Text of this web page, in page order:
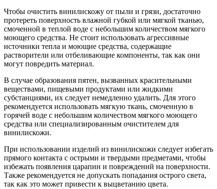
Чтобы очистить винилискожу от пыли и грязи, достаточно
протереть поверхность влажной губкой или мягкой тканью,
смоченной в теплой воде с небольшим количеством мягкого
моющего средства. Не стоит использовать агрессивные
источники тепла и моющие средства, содержащие
растворители или отбеливающие компоненты, так как они
могут повредить материал.
В случае образования пятен, вызванных красительными
веществами, пищевыми продуктами или жидкими
субстанциями, их следует немедленно удалить. Для этого
рекомендуется использовать мягкую ткань, смоченную в
горячей воде с небольшим количеством мягкого моющего
средства или специализированным очистителем для
винилискожи.
При использовании изделий из винилискожи следует избегать
прямого контакта с острыми и твердыми предметами, чтобы
избежать появления царапин и повреждений на поверхности.
Также рекомендуется не допускать попадания острого света,
так как это может привести к выцветанию цвета.